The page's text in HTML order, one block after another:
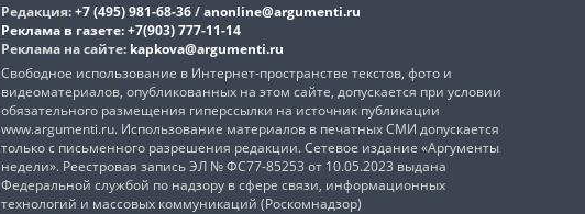
Редакция:+7 (495) 981-68-36/anonline@argumenti.ru
Реклама в газете:+7(903) 777-11-14
Реклама на сайте: kapkova@argumenti.ru
Свободное использование в Интернет-пространстве текстов, фото и
видеоматериалов, опубликованных на этом сайте, допускается при условии
обязательного размещения гиперссылки на источник публикации
www.argumenti.ru. Использование материалов в печатных СМИ допускается
только с письменного разрешения редакции. Сетевое издание «Аргументы
недели». Реестровая запись ЭЛ № ФС77-85253 от 10.05.2023 выдана
Федеральной службой по надзору в сфере связи, информационных
технологий и массовых коммуникаций (Роскомнадзор)